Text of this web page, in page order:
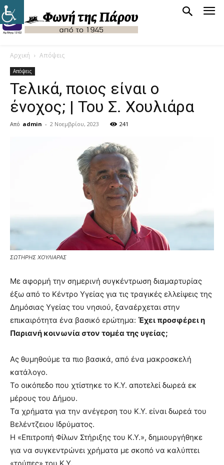
Αρχική Απόψεις
Απόψεις
Τελικά, ποιος είναι ο
ένοχος; | Του Σ. Χουλιάρα
Από admin - 2 Νοεμβρίου, 2023 241
ΣΩΤΗΡΗΣ ΧΟΥΛΙΑΡΑΣ
Με αφορμή την σημερινή συγκέντρωση διαμαρτυρίας
έξω από το Κέντρο Υγείας για τις τραγικές ελλείψεις της
Δημόσιας Υγείας του νησιού, ξαναέρχεται στην
επικαιρότητα ένα βασικό ερώτημα: Έχει προσφέρει η
Παριανή κοινωνία στον τομέα της υγείας;
Ας θυμηθούμε τα πιο βασικά, από ένα μακροσκελή
κατάλογο.
Το οικόπεδο που χτίστηκε το Κ.Υ. αποτελεί δωρεά εκ
μέρους του Δήμου.
Τα χρήματα για την ανέγερση του Κ.Υ. είναι δωρεά του
Βελέντζειου Ιδρύματος.
Η «Επιτροπή Φίλων Στήριξης του Κ.Υ.», δημιουργήθηκε
για να συγκεντρώνει χρήματα με σκοπό να καλύπτει